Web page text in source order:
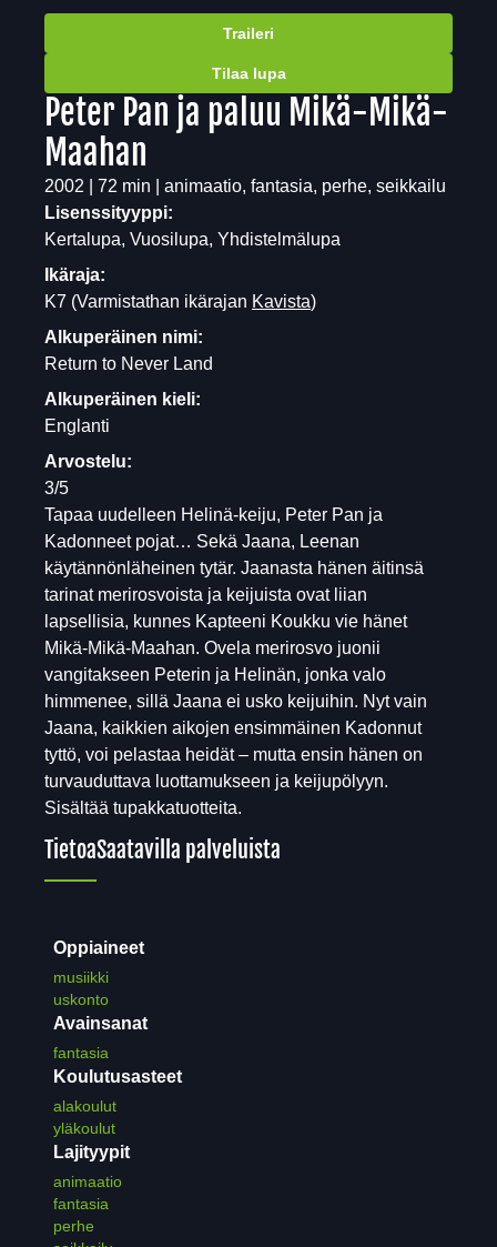
Traileri
Tilaa lupa
Peter Pan ja paluu Mikä-Mikä-
Maahan
2002 | 72 min | animaatio, fantasia, perhe, seikkailu
Lisenssityyppi:
Kertalupa, Vuosilupa, Yhdistelmälupa
Ikäraja:
K7 (Varmistathan ikärajan Kavista)
Alkuperäinen nimi:
Return to Never Land
Alkuperäinen kieli:
Englanti
Arvostelu:
3/5
Tapaa uudelleen Helinä-keiju, Peter Pan ja
Kadonneet pojat… Sekä Jaana, Leenan
käytännönläheinen tytär. Jaanasta hänen äitinsä
tarinat merirosvoista ja keijuista ovat liian
lapsellisia, kunnes Kapteeni Koukku vie hänet
Mikä-Mikä-Maahan. Ovela merirosvo juonii
vangitakseen Peterin ja Helinän, jonka valo
himmenee, sillä Jaana ei usko keijuihin. Nyt vain
Jaana, kaikkien aikojen ensimmäinen Kadonnut
tyttö, voi pelastaa heidät – mutta ensin hänen on
turvauduttava luottamukseen ja keijupölyyn.
Sisältää tupakkatuotteita.
TietoaSaatavilla palveluista
Oppiaineet
musiikki
uskonto
Avainsanat
fantasia
Koulutusasteet
alakoulut
yläkoulut
Lajityypit
animaatio
fantasia
perhe